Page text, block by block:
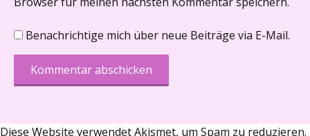
Benachrichtige mich über neue Beiträge via E-Mail.
Diese Website verwendet Akismet, um Spam zu reduzieren.